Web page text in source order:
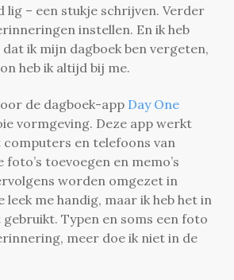
lig – een stukje schrijven. Verder
instellen. En ik heb
ik mijn dagboek ben vergeten,
heb ik altijd bij me.
de dagboek-app Day One
vormgeving. Deze app werkt
en telefoons van
foto’s toevoegen en memo’s
worden omgezet in
me handig, maar ik heb het in
Typen en soms een foto
meer doe ik niet in de